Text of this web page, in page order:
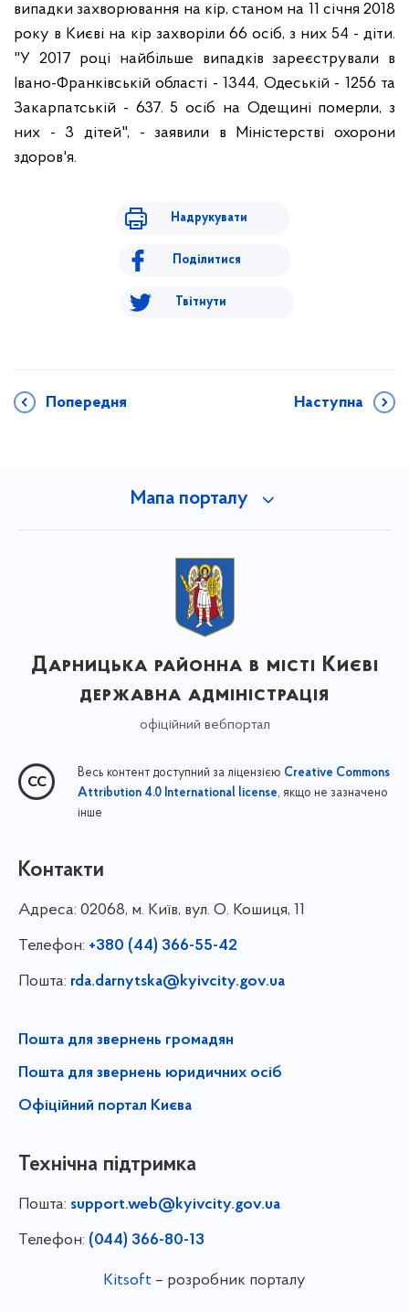
випадки захворювання на кір, станом на 11 січня 2018
року в Києві на кір захворіли 66 осіб, з них 54 - діти.
"У 2017 році найбільше випадків зареєстрували в
Івано-Франківській області - 1344, Одеській - 1256 та
Закарпатській - 637. 5 осіб на Одещині померли, з
них - 3 дітей", - заявили в Міністерстві охорони
здоров'я.
Надрукувати
Поділитися
Твітнути
Попередня Наступна
Мапа порталу
Дарницька районна в місті Києві
державна адміністрація
офіційний вебпортал
Весь контент доступний за ліцензією Creative Commons
Attribution 4.0 International license, якщо не зазначено
інше
Контакти
Адреса: 02068, м. Київ, вул. О. Кошиця, 11
Телефон: +380 (44) 366-55-42
Пошта: rda.darnytska@kyivcity.gov.ua
Пошта для звернень громадян
Пошта для звернень юридичних осіб
Офіційний портал Києва
Технічна підтримка
Пошта: support.web@kyivcity.gov.ua
Телефон: (044) 366-80-13
Kitsoft – розробник порталу